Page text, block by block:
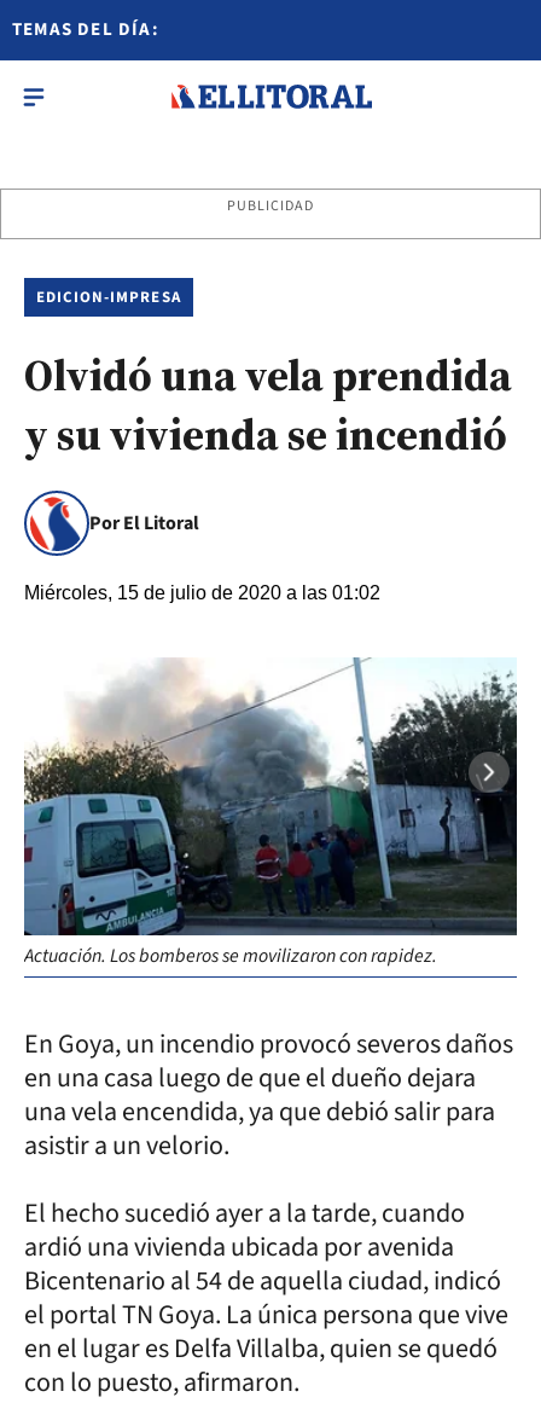
TEMAS DEL DÍA:
PUBLICIDAD
EDICION-IMPRESA
Olvidó una vela prendida
y su vivienda se incendió
Por El Litoral
Miércoles, 15 de julio de 2020 a las 01:02
Actuación. Los bomberos se movilizaron con rapidez.
En Goya, un incendio provocó severos daños
en una casa luego de que el dueño dejara
una vela encendida, ya que debió salir para
asistir a un velorio.
El hecho sucedió ayer a la tarde, cuando
ardió una vivienda ubicada por avenida
Bicentenario al 54 de aquella ciudad, indicó
el portal TN Goya. La única persona que vive
en el lugar es Delfa Villalba, quien se quedó
con lo puesto, afirmaron.